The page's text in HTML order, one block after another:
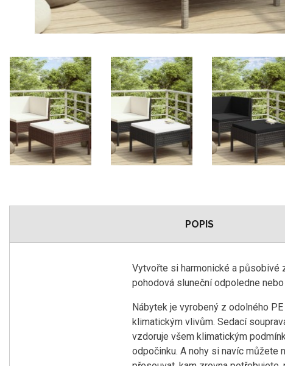
POPIS
Vytvořte si harmonické a působivé
pohodová sluneční odpoledne
Nábytek je vyrobený z odolného
klimatickým vlivům. Sedací
vzdoruje všem klimatickým
odpočinku. A nohy si navíc můžete